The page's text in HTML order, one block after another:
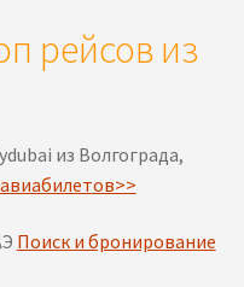
рейсов из
из Волгограда,
Поиск и бронирование